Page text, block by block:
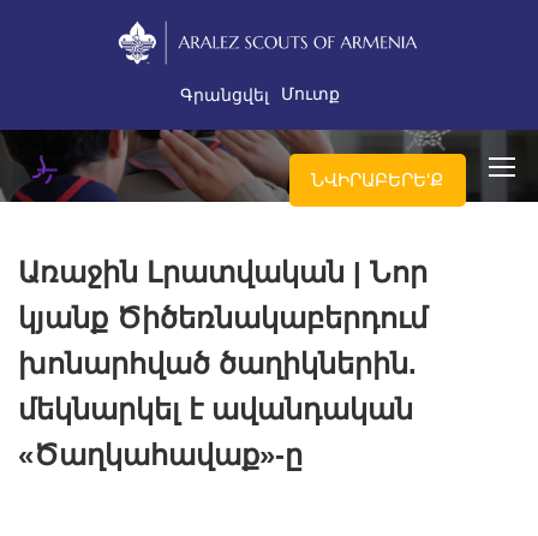
Գրանցվել Մուտք
ՆՎԻՐԱԲԵՐԵ'Ք
Առաջին Լրատվական | Նոր
կյանք Ծիծեռնակաբերդում
խոնարհված ծաղիկներին.
մեկնարկել է ավանդական
«Ծաղկահավաք»-ը